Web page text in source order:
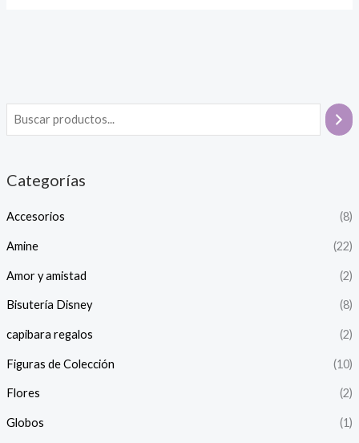
Categorías
Accesorios (8)
Amine (22)
Amor y amistad (2)
Bisutería Disney (8)
capibara regalos (2)
Figuras de Colección (10)
Flores (2)
Globos (1)